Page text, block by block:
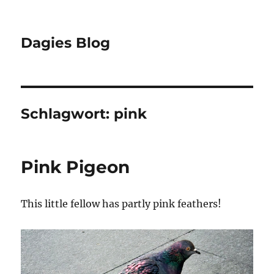
Dagies Blog
Schlagwort: pink
Pink Pigeon
This little fellow has partly pink feathers!